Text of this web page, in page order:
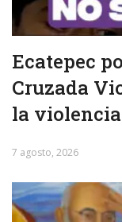
Ecatepec
Cruzada
la
7 agosto, 2026